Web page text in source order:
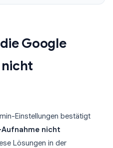
Google
Einstellungen bestätigt
nicht
Lösungen in der